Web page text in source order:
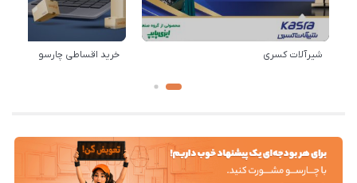
شیرآلات کسری خرید اقساطی چارسو